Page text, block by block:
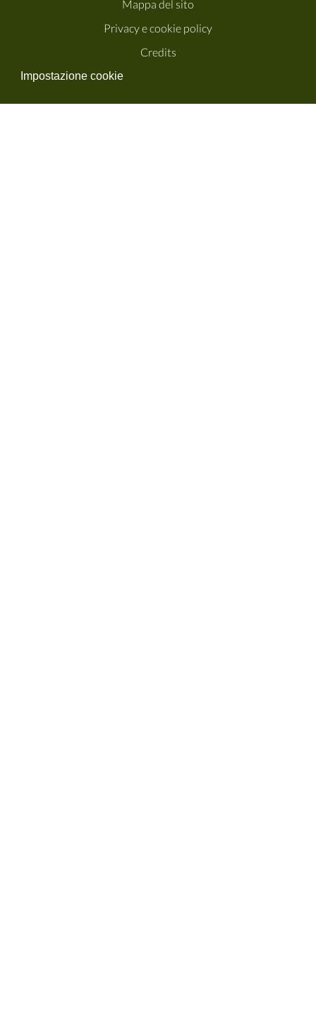
Mappa del sito
Privacy e cookie policy
Credits
Impostazione cookie